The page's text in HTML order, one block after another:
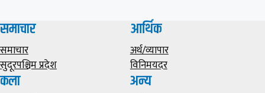
समाचार
समाचार
सुदूरपश्चिम प्रदेश
आर्थिक
अर्थ/व्यापार
विनिमयदर
कला अन्य